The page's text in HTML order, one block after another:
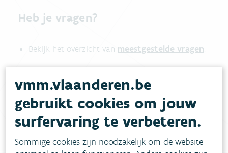
Heb je vragen?
Bekijk het overzicht van meestgestelde vragen.
contactformulier in.
Bel gratis 1700
vmm.vlaanderen.be
gebruikt cookies om jouw
surfervaring te verbeteren.
Sommige cookies zijn noodzakelijk om de website